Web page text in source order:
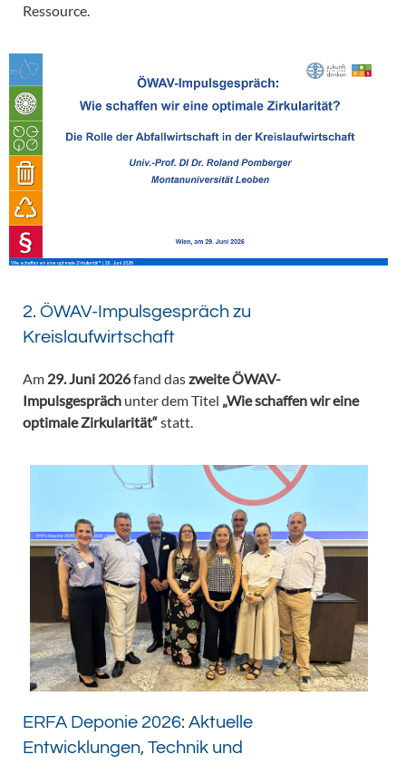
Ressource.
2. ÖWAV-Impulsgespräch zu
Kreislaufwirtschaft
Am 29. Juni 2026fand daszweite ÖWAV-
Impulsgespräch unter dem Titel „Wie schaffen wir eine
optimale Zirkularität“statt.
ERFA Deponie 2026: Aktuelle
Entwicklungen, Technik und